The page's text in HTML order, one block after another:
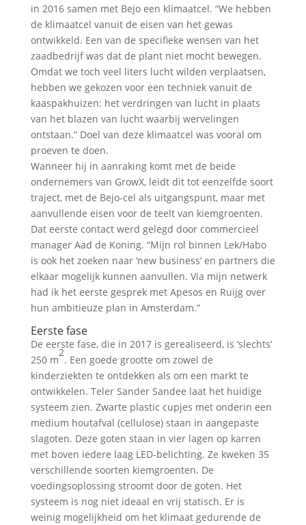
in 2016 samen met Bejo een klimaatcel. “We hebben
de klimaatcel vanuit de eisen van het gewas
ontwikkeld. Een van de specifieke wensen van het
zaadbedrijf was dat de plant niet mocht bewegen.
Omdat we toch veel liters lucht wilden verplaatsen,
hebben we gekozen voor een techniek vanuit de
kaaspakhuizen: het verdringen van lucht in plaats
van het blazen van lucht waarbij wervelingen
ontstaan.” Doel van deze klimaatcel was vooral om
proeven te doen.
Wanneer hij in aanraking komt met de beide
ondernemers van GrowX, leidt dit tot eenzelfde soort
traject, met de Bejo-cel als uitgangspunt, maar met
aanvullende eisen voor de teelt van kiemgroenten.
Dat eerste contact werd gelegd door commercieel
manager Aad de Koning. “Mijn rol binnen Lek/Habo
is ook het zoeken naar ‘new business’ en partners die
elkaar mogelijk kunnen aanvullen. Via mijn netwerk
had ik het eerste gesprek met Apesos en Ruijg over
hun ambitieuze plan in Amsterdam.”
Eerste fase
De eerste fase, die in 2017 is gerealiseerd, is ‘slechts’
250 m
2
. Een goede grootte om zowel de
kinderziekten te ontdekken als om een markt te
ontwikkelen. Teler Sander Sandee laat het huidige
systeem zien. Zwarte plastic cupjes met onderin een
medium houtafval (cellulose) staan in aangepaste
slagoten. Deze goten staan in vier lagen op karren
met boven iedere laag LED-belichting. Ze kweken 35
verschillende soorten kiemgroenten. De
voedingsoplossing stroomt door de goten. Het
systeem is nog niet ideaal en vrij statisch. Er is
weinig mogelijkheid om het klimaat gedurende de